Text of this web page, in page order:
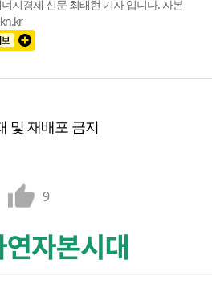
지경제 신문 최태현 기자 입니다. 자본
및 재배포 금지
9